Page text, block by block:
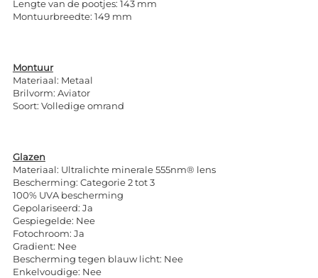
Lengte van de pootjes: 143 mm
Montuurbreedte: 149 mm
Montuur
Materiaal: Metaal
Brilvorm: Aviator
Soort: Volledige omrand
Glazen
Materiaal: Ultralichte minerale 555nm® lens
Bescherming: Categorie 2 tot 3
100% UVA bescherming
Gepolariseerd: Ja
Gespiegelde: Nee
Fotochroom: Ja
Gradient: Nee
Bescherming tegen blauw licht: Nee
Enkelvoudige: Nee